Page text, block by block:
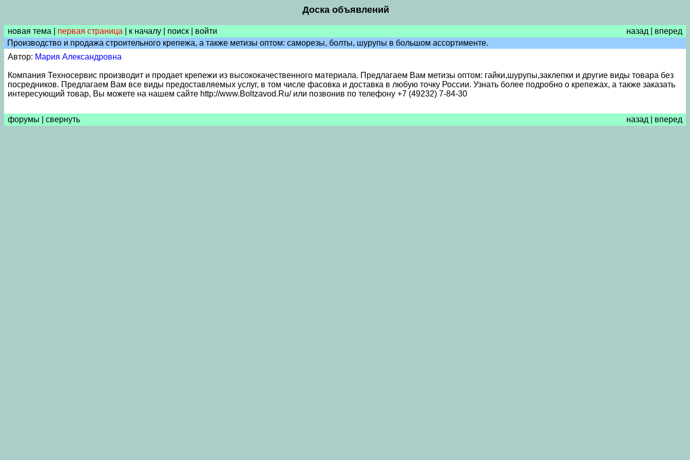
Доска объявлений
новая тема первая страница к началу поиск войти назад
вперед
Производство и продажа строительного крепежа, а также метизы оптом: саморезы, болты, шурупы в большом ассортименте.
Автор: Мария Александровна
Компания Техносервис производит и продает крепежи из высококачественного материала. Предлагаем Вам метизы оптом: гайки,шурупы,заклепки и другие виды товара без
посредников. Предлагаем Вам все виды предоставляемых услуг, в том числе фасовка и доставка в любую точку России. Узнать более подробно о крепежах, а также заказать
интересующий товар, Вы можете на нашем сайте http://www.Boltzavod.Ru/ или позвонив по телефону +7 (49232) 7-84-30
форумы свернуть назад вперед